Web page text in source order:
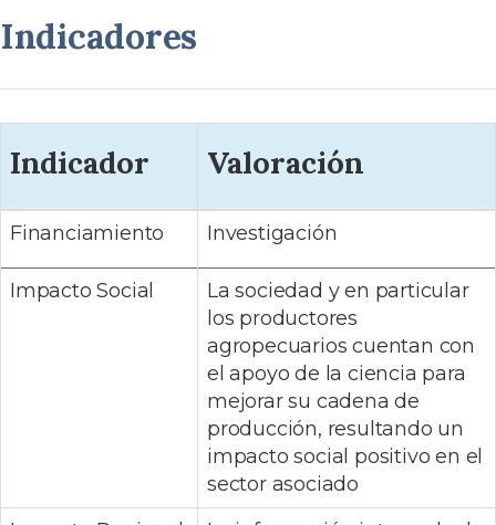
Indicadores
Indicador Valoración
Financiamiento Investigación
Impacto Social
La sociedad y en particular
los productores
agropecuarios cuentan con
el apoyo de la ciencia para
mejorar su cadena de
producción, resultando un
impacto social positivo en el
sector asociado